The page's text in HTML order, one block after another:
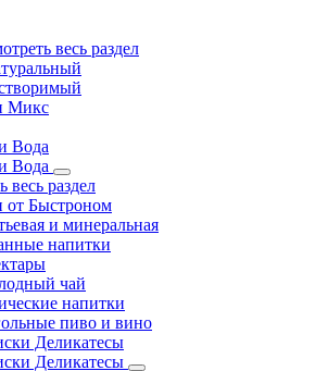
весь раздел
Микс
Вода
Вода
весь раздел
от Быстроном
и минеральная
напитки
чай
напитки
пиво и вино
Деликатесы
Деликатесы